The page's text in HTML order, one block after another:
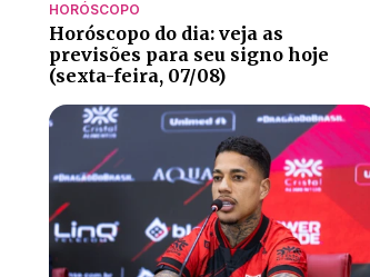
HORÓSCOPO
Horóscopo do dia: veja as
previsões para seu signo hoje
(sexta-feira, 07/08)